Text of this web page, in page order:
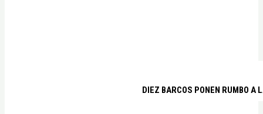
DIEZ BARCOS PONEN RUMBO A